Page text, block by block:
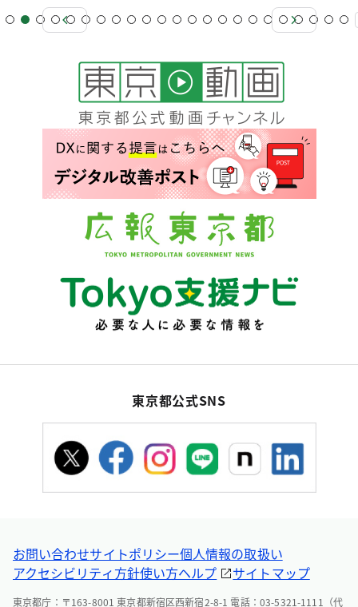
東京都公式SNS
お問い合わせサイトポリシー個人情報の取扱い
アクセシビリティ方針使い方ヘルプ サイトマップ
東京都庁：〒163-8001 東京都新宿区西新宿2-8-1 電話：03-5321-1111（代